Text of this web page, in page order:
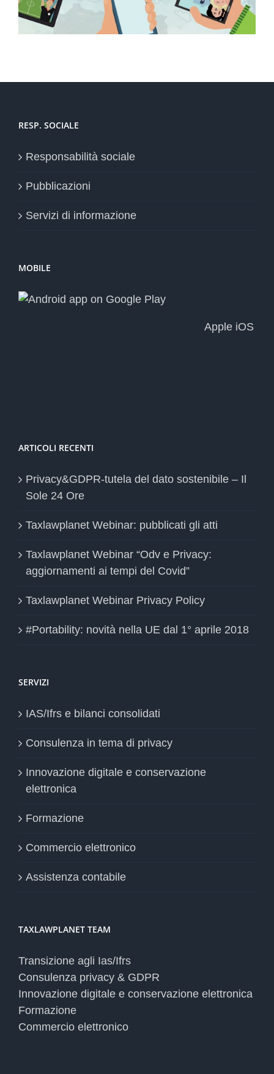
RESP. SOCIALE
Responsabilità sociale
Pubblicazioni
Servizi di informazione
MOBILE
Apple iOS
ARTICOLI RECENTI
Privacy&GDPR-tutela del dato sostenibile – Il
Sole 24 Ore
Taxlawplanet Webinar: pubblicati gli atti
Taxlawplanet Webinar “Odv e Privacy:
aggiornamenti ai tempi del Covid”
Taxlawplanet Webinar Privacy Policy
#Portability: novità nella UE dal 1° aprile 2018
SERVIZI
IAS/Ifrs e bilanci consolidati
Consulenza in tema di privacy
Innovazione digitale e conservazione
elettronica
Formazione
Commercio elettronico
Assistenza contabile
TAXLAWPLANET TEAM
Transizione agli Ias/Ifrs
Consulenza privacy & GDPR
Innovazione digitale e conservazione elettronica
Formazione
Commercio elettronico